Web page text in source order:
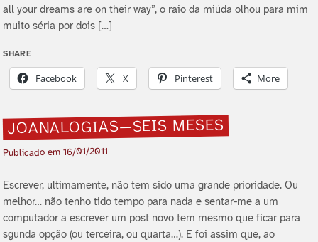
all your dreams are on their way”, o raio da miúda olhou para mim
muito séria por dois […]
SHARE
Facebook X Pinterest More
JOANALOGIAS—SEIS MESES
Publicado em16/01/2011
Escrever, ultimamente, não tem sido uma grande prioridade. Ou
melhor… não tenho tido tempo para nada e sentar-me a um
computador a escrever um post novo tem mesmo que ficar para
sgunda opção (ou terceira, ou quarta…). E foi assim que, ao